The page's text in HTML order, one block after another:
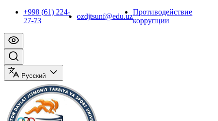
+998 (61) 224-
27-73
ozdjtsunf@edu.uz
Противодействие
коррупции
Русский